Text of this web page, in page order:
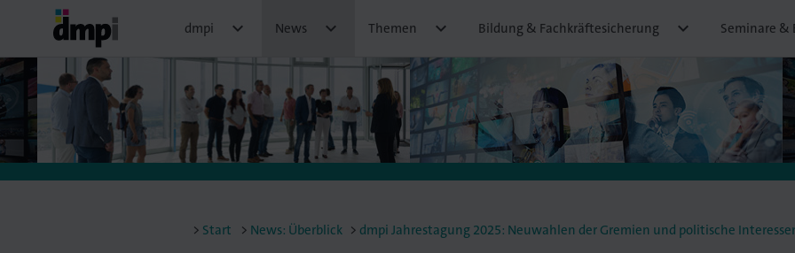
dmpi  News  Themen  Bildung & Fachkräftesicherung  Seminare &
Start News: Überblick
dmpi Jahrestagung 2025: Neuwahlen der Gremien und politische